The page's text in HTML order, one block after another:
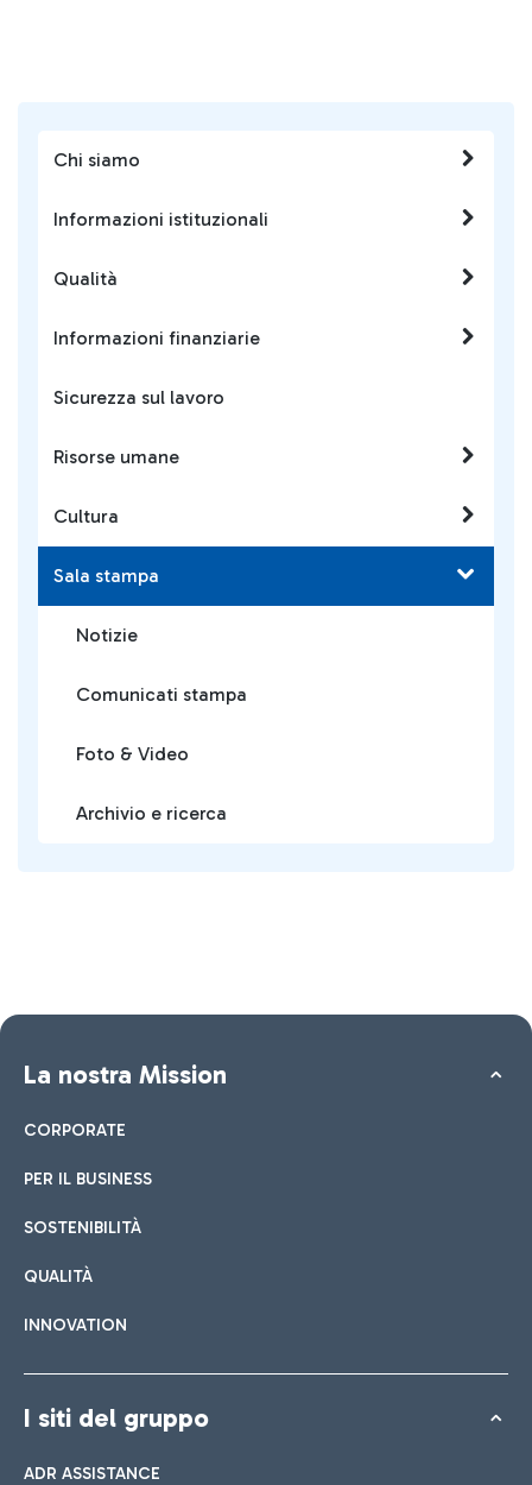
Chi siamo
Informazioni istituzionali
Qualità
Informazioni finanziarie
Sicurezza sul lavoro
Risorse umane
Cultura
Sala stampa
Notizie
Comunicati stampa
Foto & Video
Archivio e ricerca
La nostra Mission
CORPORATE
PER IL BUSINESS
SOSTENIBILITÀ
QUALITÀ
INNOVATION
I siti del gruppo
ADR ASSISTANCE